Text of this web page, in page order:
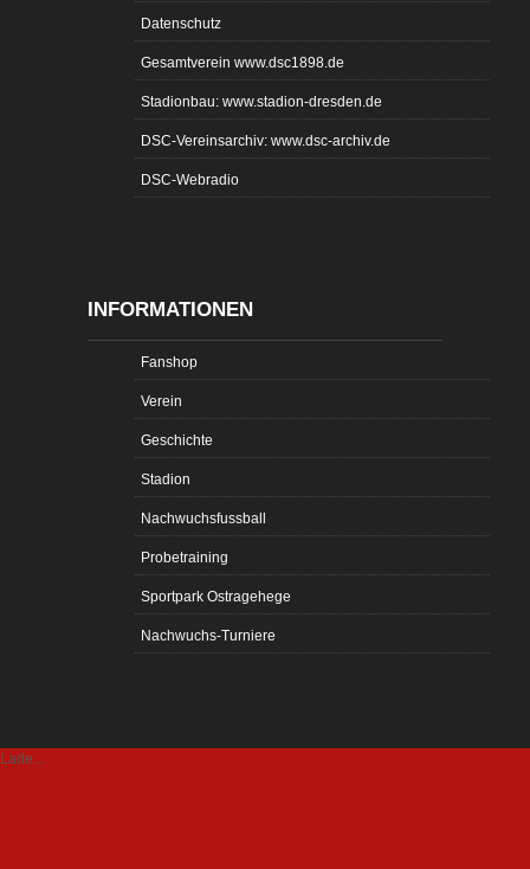
Datenschutz
Gesamtverein www.dsc1898.de
Stadionbau: www.stadion-dresden.de
DSC-Vereinsarchiv: www.dsc-archiv.de
DSC-Webradio
INFORMATIONEN
Fanshop
Verein
Geschichte
Stadion
Nachwuchsfussball
Probetraining
Sportpark Ostragehege
Nachwuchs-Turniere
Lade...